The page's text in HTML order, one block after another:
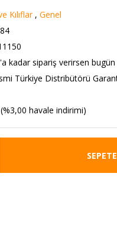
Kılıflar , Genel
kadar sipariş verirsen bugün
Türkiye Distribütörü
havale indirimi)